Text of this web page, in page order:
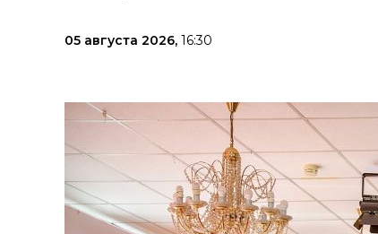
05 августа 2026, 16:30